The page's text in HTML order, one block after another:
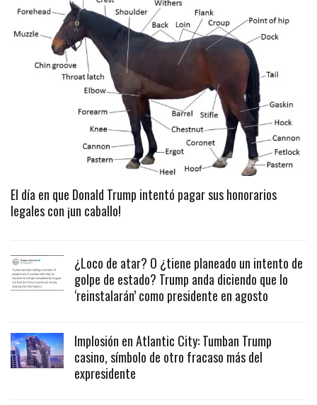
El día en que Donald Trump intentó pagar sus honorarios
legales con ¡un caballo!
¿Loco de atar? O ¿tiene planeado un intento de
golpe de estado? Trump anda diciendo que lo
‘reinstalarán’ como presidente en agosto
Implosión en Atlantic City: Tumban Trump
casino, símbolo de otro fracaso más del
expresidente